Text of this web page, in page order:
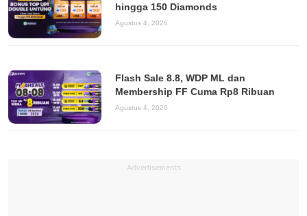
hingga 150 Diamonds
Agustus 4, 2026
Flash Sale 8.8, WDP ML dan
Membership FF Cuma Rp8 Ribuan
Agustus 4, 2026
Advertisements